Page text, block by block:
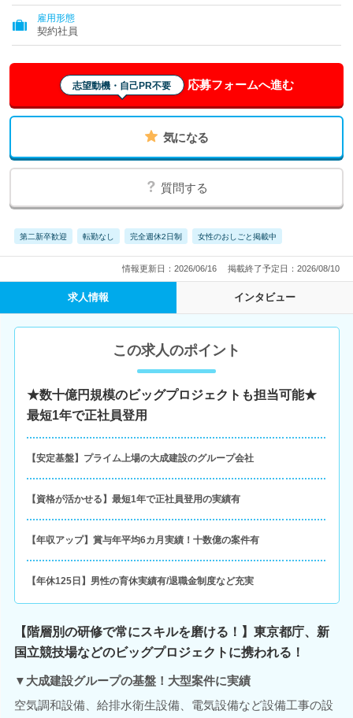
雇用形態
契約社員
志望動機・自己PR不要 応募フォームへ進む
気になる
質問する
第二新卒歓迎 転勤なし 完全週休2日制 女性のおしごと掲載中
情報更新日：2026/06/16 掲載終了予定日：2026/08/10
求人情報 インタビュー
この求人のポイント
★数十億円規模のビッグプロジェクトも担当可能★
最短1年で正社員登用
【安定基盤】プライム上場の大成建設のグループ会社
【資格が活かせる】最短1年で正社員登用の実績有
【年収アップ】賞与年平均6カ月実績！十数億の案件有
【年休125日】男性の育休実績有/退職金制度など充実
【階層別の研修で常にスキルを磨ける！】東京都庁、新
国立競技場などのビッグプロジェクトに携われる！
▼大成建設グループの基盤！大型案件に実績
空気調和設備、給排水衛生設備、電気設備など設備工事の設